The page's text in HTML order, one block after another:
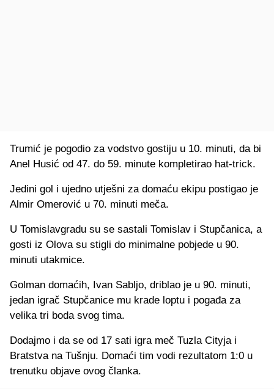
Trumić je pogodio za vodstvo gostiju u 10. minuti, da bi
Anel Husić od 47. do 59. minute kompletirao hat-trick.
Jedini gol i ujedno utješni za domaću ekipu postigao je
Almir Omerović u 70. minuti meča.
U Tomislavgradu su se sastali Tomislav i Stupčanica, a
gosti iz Olova su stigli do minimalne pobjede u 90.
minuti utakmice.
Golman domaćih, Ivan Sabljo, driblao je u 90. minuti,
jedan igrač Stupčanice mu krade loptu i pogađa za
velika tri boda svog tima.
Dodajmo i da se od 17 sati igra meč Tuzla Cityja i
Bratstva na Tušnju. Domaći tim vodi rezultatom 1:0 u
trenutku objave ovog članka.